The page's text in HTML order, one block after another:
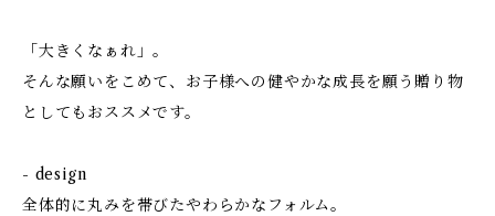
「大きくなぁれ」。
そんな願いをこめて、お子様への健やかな成長を願う贈り物
としてもおススメです。
- design
全体的に丸みを帯びたやわらかなフォルム。